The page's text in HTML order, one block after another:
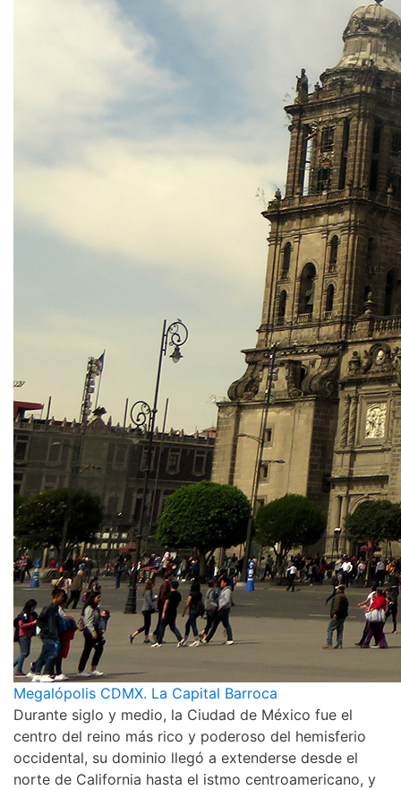
Megalópolis CDMX. La Capital Barroca
Durante siglo y medio, la Ciudad de México fue el
centro del reino más rico y poderoso del hemisferio
occidental, su dominio llegó a extenderse desde el
norte de California hasta el istmo centroamericano, y